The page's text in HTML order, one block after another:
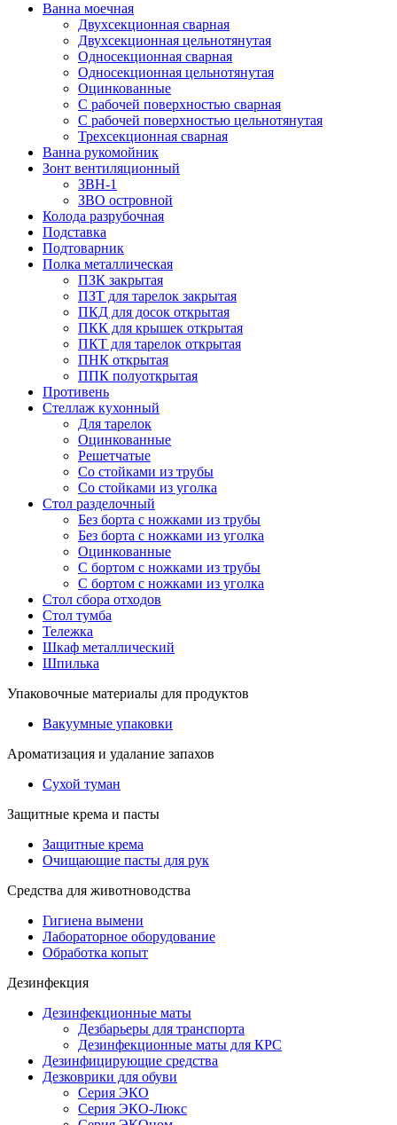
Ванна моечная
Двухсекционная сварная
Двухсекционная цельнотянутая
Односекционная сварная
Односекционная цельнотянутая
Оцинкованные
С рабочей поверхностью сварная
С рабочей поверхностью цельнотянутая
Трехсекционная сварная
Ванна рукомойник
Зонт вентиляционный
ЗВН-1
ЗВО островной
Колода разрубочная
Подставка
Подтоварник
Полка металлическая
ПЗК закрытая
ПЗТ для тарелок закрытая
ПКД для досок открытая
ПКК для крышек открытая
ПКТ для тарелок открытая
ПНК открытая
ППК полуоткрытая
Противень
Стеллаж кухонный
Для тарелок
Оцинкованные
Решетчатые
Со стойками из трубы
Со стойками из уголка
Стол разделочный
Без борта с ножками из трубы
Без борта с ножками из уголка
Оцинкованные
С бортом с ножками из трубы
С бортом с ножками из уголка
Стол сбора отходов
Стол тумба
Тележка
Шкаф металлический
Шпилька
Упаковочные материалы для продуктов
Вакуумные упаковки
Ароматизация и удалание запахов
Сухой туман
Защитные крема и пасты
Защитные крема
Очищающие пасты для рук
Средства для животноводства
Гигиена вымени
Лабораторное оборудование
Обработка копыт
Дезинфекция
Дезинфекционные маты
Дезбарьеры для транспорта
Дезинфекционные маты для КРС
Дезинфицирующие средства
Дезковрики для обуви
Серия ЭКО
Серия ЭКО-Люкс